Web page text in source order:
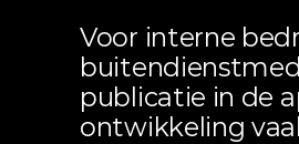
Voor interne
publicatie in de
ontwikkeling